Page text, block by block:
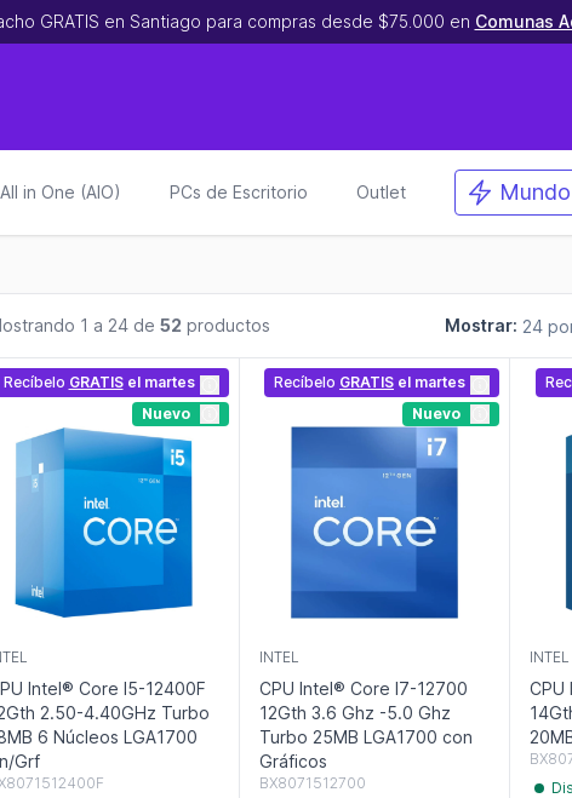
GRATIS en Santiago para compras desde $75.000 en Comunas
All in One (AIO) PCs de Escritorio Outlet
1 a 24 de 52 productos Mostrar:
Recíbelo GRATISel martes
Nuevo
Intel® Core I5-12400F
2.50-4.40GHz Turbo
6 Núcleos LGA1700
Grf
Recíbelo GRATIS el martes
Nuevo
INTEL
CPU Intel® Core I7-12700
12Gth 3.6 Ghz -5.0 Ghz
Turbo 25MB LGA1700 con
Gráficos
BX8071512700
INTEL
CPU